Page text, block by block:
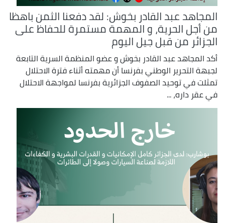
المجاهد عبد القادر بخوش: لقد دفعنا الثمن باهظا
من أجل الحرية، و المهمة مستمرة للحفاظ على
الجزائر من قبل جيل اليوم
أكد المجاهد عبد القادر بخوش و عضو المنظمة السرية التابعة
لجبهة التحرير الوطني بفرنسا أن مهمته أثناء فترة الاحتلال
تمثلت في توحيد الصفوف الجزائرية بفرنسا لمواجهة الاحتلال
في عقر داره، ...